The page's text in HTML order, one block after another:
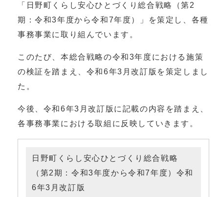
「日野町くらし安心ひとづくり総合戦略（第2
期：令和3年度から令和7年度）」を策定し、各種
事務事業に取り組んでいます。
このたび、本総合戦略の令和3年度における施策
の検証を踏まえ、令和6年3月改訂版を策定しまし
た。
今後、令和6年3月改訂版に記載の内容を踏まえ、
各事務事業における取組に反映していきます。
日野町くらし安心ひとづくり総合戦略
（第2期：令和3年度から令和7年度）令和
6年3月改訂版